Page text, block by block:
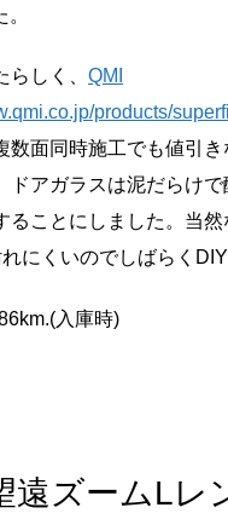
しく、 QMI
products/
数面同時施工でも値引
ドアガラスは泥だらけ
ることにしました。当
にくいのでしばらく
入庫時)
遠ズームLレ